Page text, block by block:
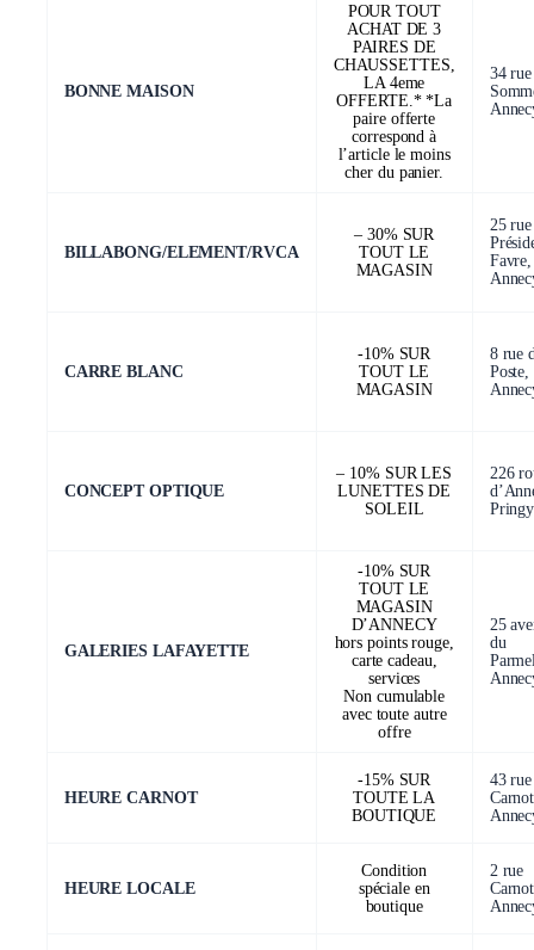
BONNE MAISON
POUR TOUT
ACHAT DE 3
PAIRES DE
CHAUSSETTES,
LA 4eme
OFFERTE.* *La
paire offerte
correspond à
l’article le moins
cher du panier.
34 rue
BILLABONG/ELEMENT/RVCA
– 30% SUR
TOUT LE
MAGASIN
25 rue
Favre,
CARRE BLANC
-10% SUR
TOUT LE
MAGASIN
8 rue
Poste,
CONCEPT OPTIQUE
– 10% SUR LES
LUNETTES DE
SOLEIL
226
Pringy
GALERIES LAFAYETTE
-10% SUR
TOUT LE
MAGASIN
D’ANNECY
hors points rouge,
carte cadeau,
services
Non cumulable
avec toute autre
offre
25
du
HEURE CARNOT
-15% SUR
TOUTE LA
BOUTIQUE
43 rue
HEURE LOCALE
Condition
spéciale en
boutique
2 rue